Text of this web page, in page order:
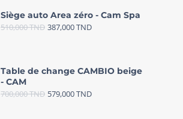
Siège auto Area zéro - Cam Spa
510,000TND 387,000TND
Table de change CAMBIO beige
- CAM
700,000TND 579,000TND